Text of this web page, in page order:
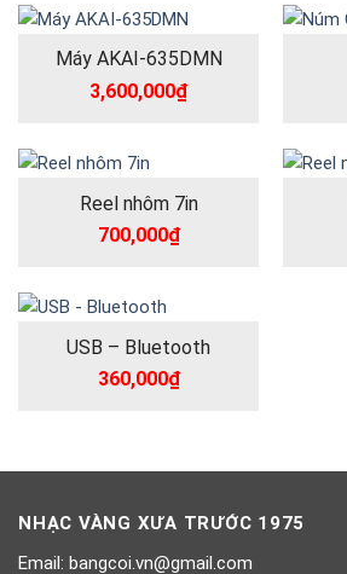
Máy AKAI-635DMN
3,600,000₫
Reel nhôm 7in
700,000₫
USB – Bluetooth
360,000₫
NHẠC VÀNG XƯA TRƯỚC 1975
Email: bangcoi.vn@gmail.com